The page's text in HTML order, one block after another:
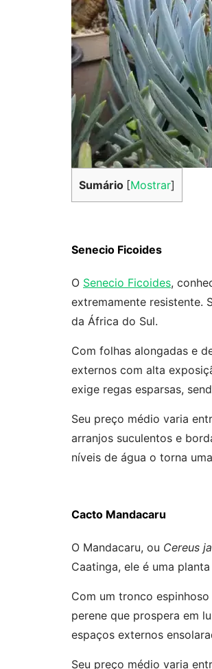
Sumário [Mostrar]
Senecio Ficoides
O Senecio Ficoides,
extremamente resistente.
da África do Sul.
Com folhas alongadas e
externos com alta
exige regas esparsas,
Seu preço médio varia
arranjos suculentos e
níveis de água o torna
Cacto Mandacaru
O Mandacaru, ou Cereus
Caatinga, ele é uma
Com um tronco
perene que prospera em
espaços externos
Seu preço médio varia